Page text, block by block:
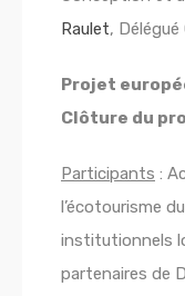
Raulet, Délégué
Projet
Clôture du
Participants :
l’écotourisme
institutionnels
partenaires de